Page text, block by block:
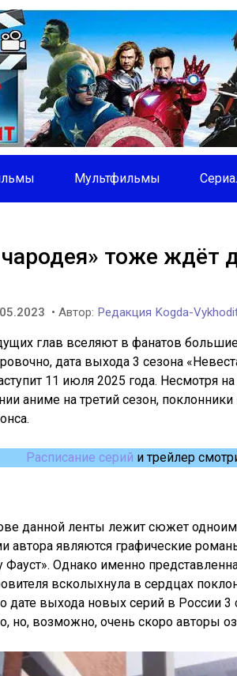
Мультфильмы
тоже ждёт
• Автор: Редакция Kogda-
глав вселяют в фанатов
дата выхода 3 сезона
11 июля 2025 года. Несмотря
аниме на третий сезон,
Расписание серий и трейлер
данной ленты лежит сюжет
автора являются графические
Фауст». Однако именно
всколыхнула в сердцах
дате выхода новых серий в России 3
но, возможно, очень скоро авторы